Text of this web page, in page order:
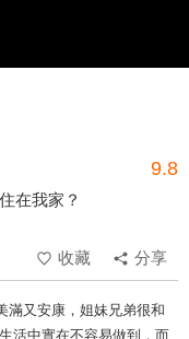
9.8
在我家？
收藏
分享
滿又安康，姐妹兄弟很和
活中實在不容易做到，而